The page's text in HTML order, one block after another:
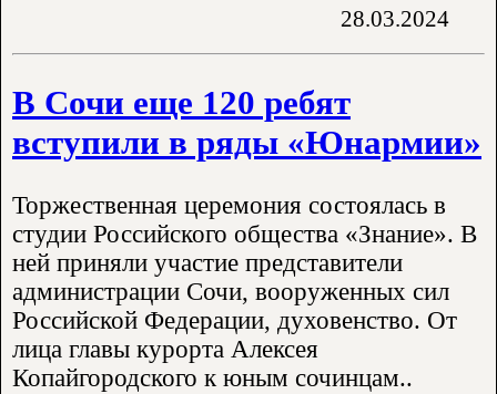
28.03.2024
В Сочи еще 120 ребят
вступили в ряды «Юнармии»
Торжественная церемония состоялась в
студии Российского общества «Знание». В
ней приняли участие представители
администрации Сочи, вооруженных сил
Российской Федерации, духовенство. От
лица главы курорта Алексея
Копайгородского к юным сочинцам..